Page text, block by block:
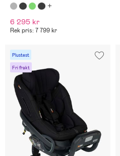
6 295 kr
Rek pris: 7 799 kr
Plustest
Fri frakt